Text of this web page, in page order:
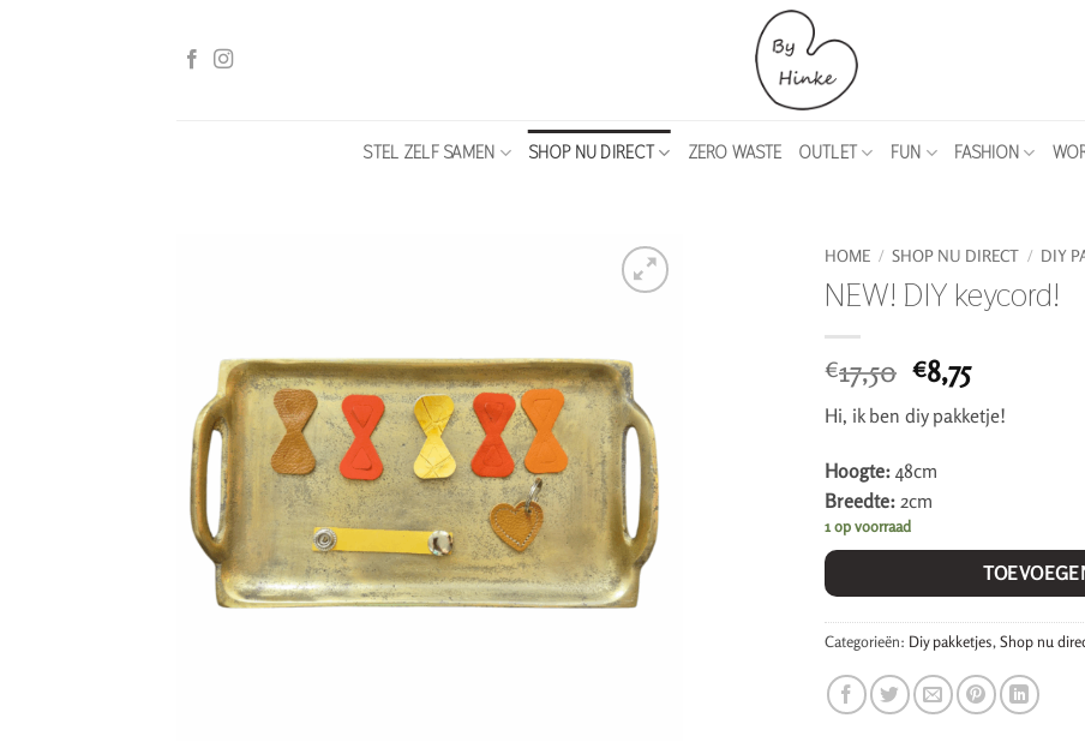
STEL ZELF SAMEN SHOP NU DIRECT ZERO WASTE OUTLET FUN FASHION
HOME / SHOP NU DIRECT / DIY
NEW! DIY keycord!
€17,50 Oorspronkelijke
prijs
was:
€17,50.
€8,75Huidige
is:
Hi, ik ben diy pakketje!
Hoogte: 48cm
Breedte: 2cm
1 op voorraad
Categorieën: Diy pakketjes, Shop nu